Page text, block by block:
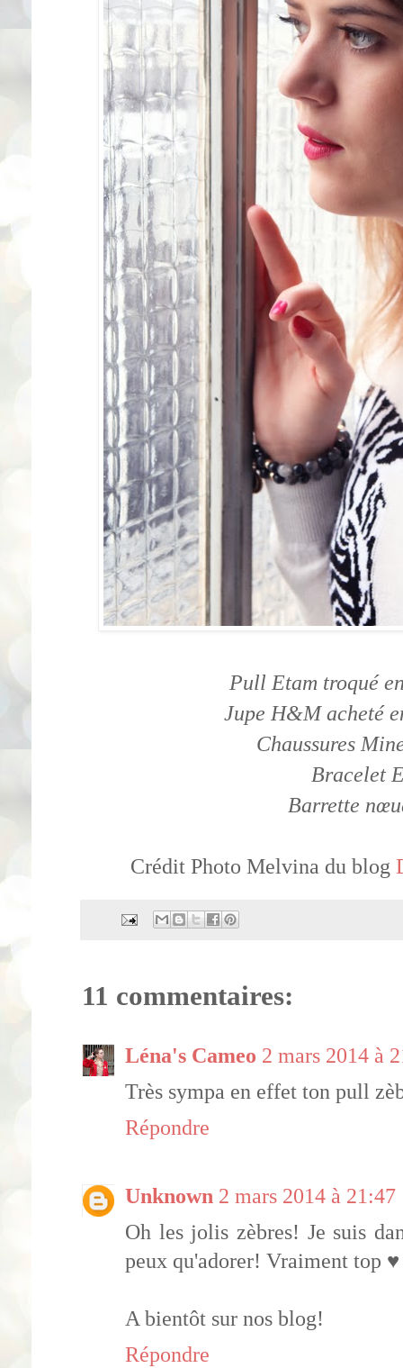
Pull Etam troqué
Jupe H&M acheté
Chaussures
Bracelet
Barrette
Crédit Photo Melvina du blog
11 commentaires:
Léna's Cameo 2 mars 2014 à
Très sympa en effet ton pull
Répondre
Unknown 2 mars 2014 à 21:47
Oh les jolis zèbres! Je suis
peux qu'adorer! Vraiment top ♥
A bientôt sur nos blog!
Répondre